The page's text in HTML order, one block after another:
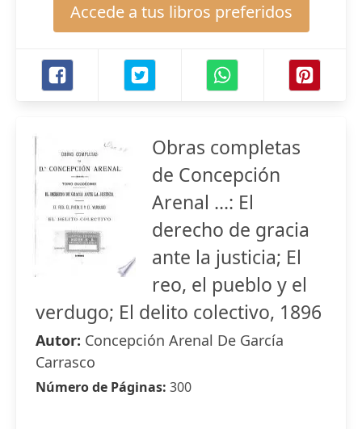
Accede a tus libros preferidos
Obras completas
de Concepción
Arenal ...: El
derecho de gracia
ante la justicia; El
reo, el pueblo y el
verdugo; El delito colectivo, 1896
Autor: Concepción Arenal De García
Carrasco
Número de Páginas: 300